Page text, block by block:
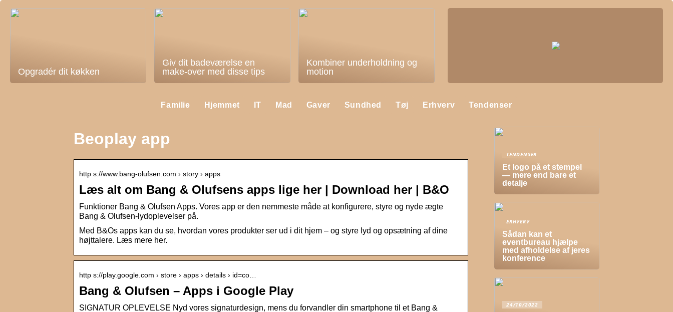
Opgradér dit køkken
Giv dit badeværelse en
make-over med disse tips
Kombiner underholdning og
motion
Familie Hjemmet IT Mad Gaver Sundhed Tøj Erhverv Tendenser
Beoplay app
http s://www.bang-olufsen.com › story › apps
Læs alt om Bang & Olufsens apps lige her | Download her | B&O
Funktioner Bang & Olufsen Apps. Vores app er den nemmeste måde at konfigurere, styre og nyde ægte
Bang & Olufsen-lydoplevelser på.
Med B&Os apps kan du se, hvordan vores produkter ser ud i dit hjem – og styre lyd og opsætning af dine
højttalere. Læs mere her.
http s://play.google.com › store › apps › details › id=co…
Bang & Olufsen – Apps i Google Play
SIGNATUR OPLEVELSE Nyd vores signaturdesign, mens du forvandler din smartphone til et Bang &
TENDENSER
Et logo på et stempel
— mere end bare et
detalje
ERHVERV
Sådan kan et
eventbureau hjælpe
med afholdelse af jeres
konference
24/10/2022